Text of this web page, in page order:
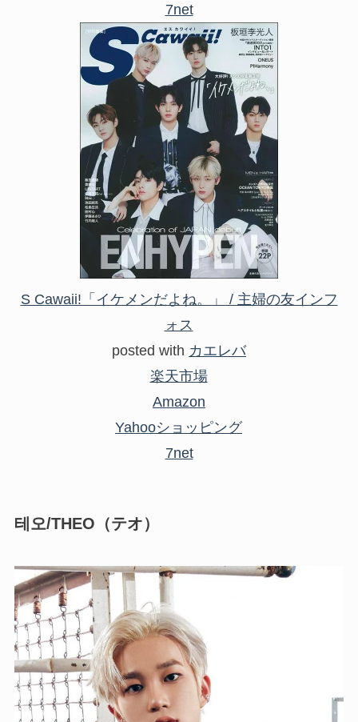
7net
S Cawaii!「イケメンだよね。」 / 主婦の友インフ
ォス
posted with カエレバ
楽天市場
Amazon
Yahooショッピング
7net
테오/THEO （テオ）